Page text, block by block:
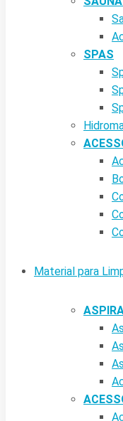
SPAS
Material para